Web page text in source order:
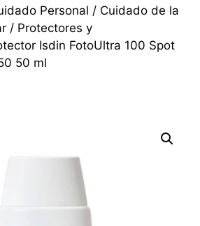
Personal / Cuidado de la
/ Protectores y
Isdin FotoUltra 100 Spot
50 ml